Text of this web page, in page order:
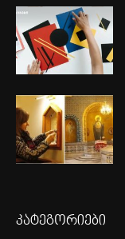
კატეგორიები